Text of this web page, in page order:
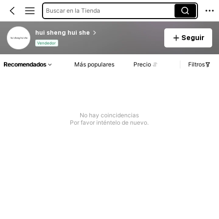
Buscar en la Tienda
hui sheng hui she
Vendedor
Seguir
Recomendados Más populares Precio Filtros
No hay coincidencias
Por favor inténtelo de nuevo.